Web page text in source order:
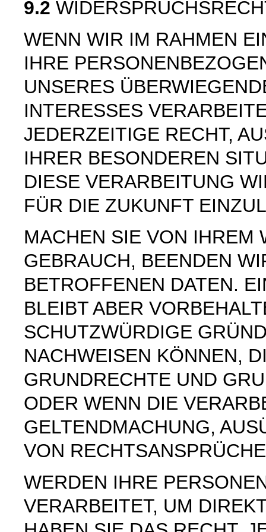
9.2
WENN WIR IM RAHMEN
IHRE
UNSERES
INTERESSES
JEDERZEITIGE RECHT,
IHRER BESONDEREN
DIESE VERARBEITUNG
FÜR DIE ZUKUNFT
MACHEN SIE VON IHREM
GEBRAUCH, BEENDEN
BETROFFENEN DATEN.
BLEIBT ABER
SCHUTZWÜRDIGE
NACHWEISEN KÖNNEN,
GRUNDRECHTE UND
ODER WENN DIE
GELTENDMACHUNG,
VON
WERDEN IHRE
VERARBEITET, UM